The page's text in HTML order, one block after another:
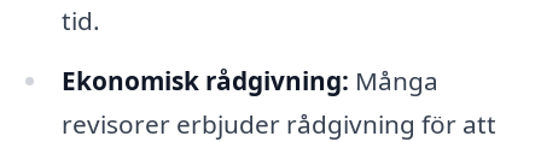
tid.
Ekonomisk rådgivning: Många
revisorer erbjuder rådgivning för att